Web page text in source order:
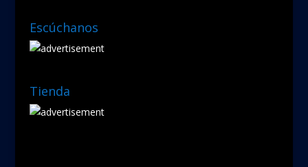
Escúchanos
Tienda